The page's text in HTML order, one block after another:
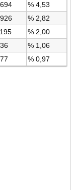
% 4,53
% 2,82
% 2,00
% 1,06
% 0,97